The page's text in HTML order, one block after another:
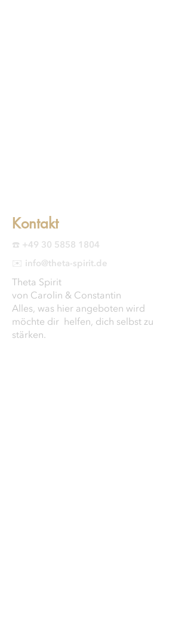
Kontakt
☎️ +49 30 5858 1804
✉️ info@theta-spirit.de
Theta Spirit
von Carolin & Constantin
Alles, was hier angeboten wird
möchte dir helfen, dich selbst zu
stärken.